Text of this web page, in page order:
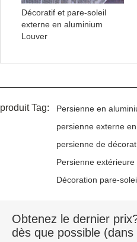
Décoratif et pare-soleil
externe en aluminium
Louver
produit Tag:
Persienne en
persienne externe
persienne de
Persienne
Décoration pare-
Obtenez le dernier
dès que possible